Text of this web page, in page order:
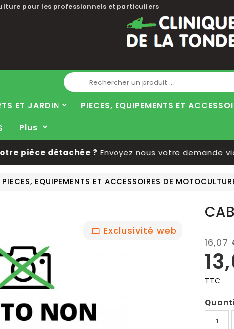
pour les professionnels et particuliers
ET JARDIN PIECES, EQUIPEMENTS ET
Plus
pièce détachée ?Envoyez nous votre demande via
PIECES, EQUIPEMENTS ET ACCESSOIRES DE
Exclusivité web
16,07
TTC